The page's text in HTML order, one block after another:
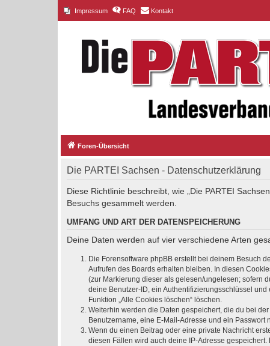
Impressum FAQ Kontakt
Foren-Übersicht
Die PARTEI Sachsen - Datenschutzerklärung
Diese Richtlinie beschreibt, wie „Die PARTEI
Besuchs gesammelt werden.
UMFANG UND ART DER DATENSPEICHERUNG
Deine Daten werden auf vier verschiedene Arten
Die Forensoftware phpBB erstellt bei deinem Besuch
Aufrufen des Boards erhalten bleiben. In diesen
(zur Markierung dieser als gelesen/ungelesen; sofern
deine Benutzer-ID, ein Authentifizierungsschlüssel
Funktion „Alle Cookies löschen“ löschen.
Weiterhin werden die Daten gespeichert, die du bei
Benutzername, eine E-Mail-Adresse und ein
Wenn du einen Beitrag oder eine private Nachricht
diesen Fällen wird auch deine IP-Adresse